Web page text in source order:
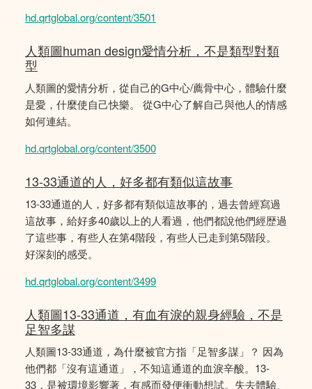
hd.qrtglobal.org/content/3501
人類圖human design愛情分析，不是類型對類
型
人類圖的愛情分析，從自己的G中心/薦骨中心，體驗什麼
是愛，什麼使自己快樂。 從G中心了解自己與他人的情感
如何連結。
hd.qrtglobal.org/content/3500
13-33通道的人，好多都有類似這故事
13-33通道的人，好多都有類似這故事的，過去曾經寫過
這故事，給好多40歲以上的人看過，他們都說他們經歴過
了這些事，有些人在第4階段，有些人已走到第5階段。
好深刻的感受。
hd.qrtglobal.org/content/3499
人類圖13-33通道，有血有淚的親身經驗，不是
足智多謀
人類圖13-33通道，為什麼被官方指「足智多謀」？ 因為
他們都「沒有這通道」，不知這通道的血淚辛酸。13-
33，是被環境影響著，有感而發便衝動想試。失去體驗、